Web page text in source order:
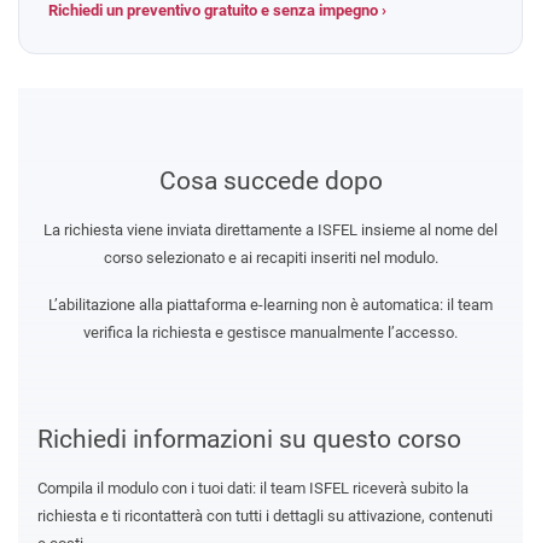
Richiedi un preventivo gratuito e senza impegno ›
Richiedi informazioni su questo corso
Compila il modulo con i tuoi dati: il team ISFEL riceverà subito la
richiesta e ti ricontatterà con tutti i dettagli su attivazione, contenuti
Cosa succede dopo
La richiesta viene inviata direttamente a ISFEL insieme al nome del
corso selezionato e ai recapiti inseriti nel modulo.
L’abilitazione alla piattaforma e-learning non è automatica: il team
verifica la richiesta e gestisce manualmente l’accesso.